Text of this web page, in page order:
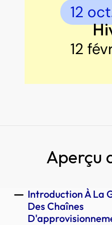
12
12
Aperçu
Introduction À La
Des Chaînes